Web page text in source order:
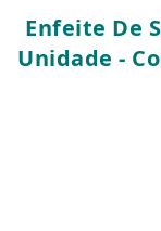
Enfeite De
Unidade -